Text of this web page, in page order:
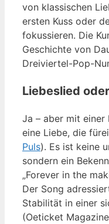
von klassischen
ersten Kuss oder
fokussieren. Die
Geschichte von
Dreiviertel-Pop-
Liebeslied
Ja – aber mit einer
eine Liebe, die
Puls). Es ist keine
sondern ein
„Forever in the
Der Song
Stabilität in einer
(Oeticket